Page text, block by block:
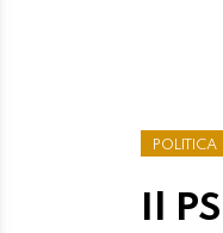
POLITICA
Il